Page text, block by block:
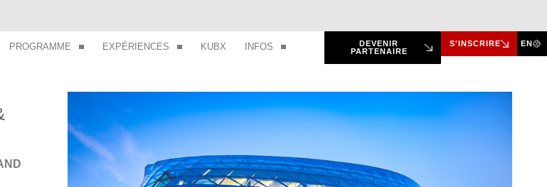
PROGRAMME EXPÉRIENCES KUBX INFOS EN
S'INSCRIRE
DEVENIR
PARTENAIRE